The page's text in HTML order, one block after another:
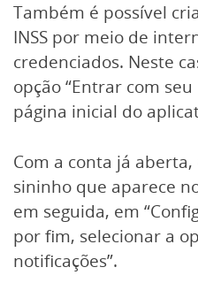
Também é possível
INSS por meio de
credenciados. Neste
opção “Entrar com
página inicial do
Com a conta já
sininho que aparece
em seguida, em
por fim, selecionar a
notificações”.